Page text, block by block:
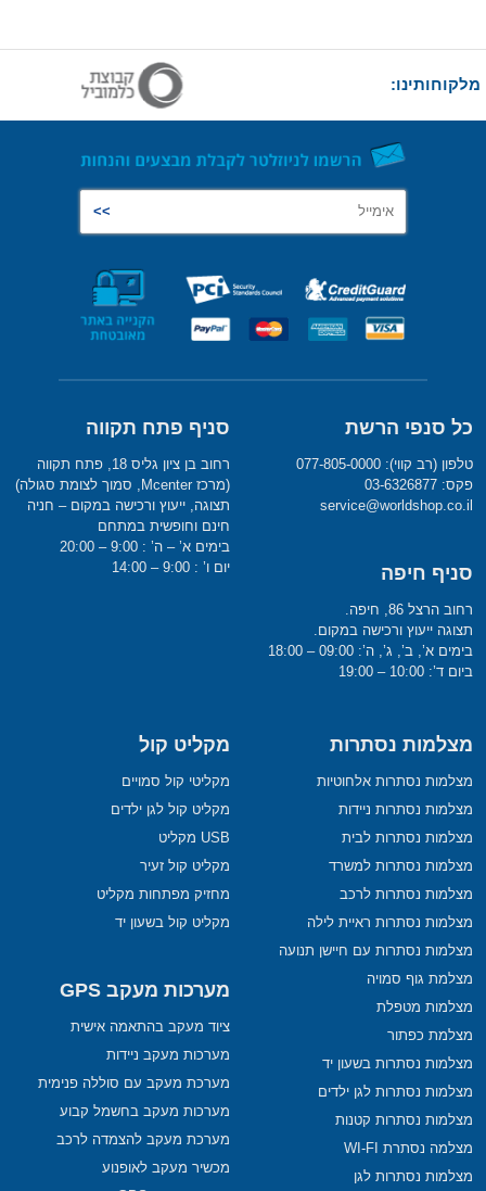
מלקוחותינו:
כל סנפי הרשת
טלפון (רב קווי): 077-805-0000
פקס: 03-6326877
service@worldshop.co.il
סניף חיפה
רחוב הרצל 86, חיפה.
תצוגה ייעוץ ורכישה במקום.
בימים א’, ב’, ג’, ה’: 09:00 – 18:00
ביום ד’: 10:00 – 19:00
סניף פתח תקווה
רחוב בן ציון גליס 18, פתח תקווה
(מרכז Mcenter, סמוך לצומת סגולה)
תצוגה, ייעוץ ורכישה במקום – חניה
חינם וחופשית במתחם
בימים א’ – ה’ : 9:00 – 20:00
יום ו’ : 9:00 – 14:00
מצלמות נסתרות
מצלמות נסתרות אלחוטיות
מצלמות נסתרות ניידות
מצלמות נסתרות לבית
מצלמות נסתרות למשרד
מצלמות נסתרות לרכב
מצלמות נסתרות ראיית לילה
מצלמות נסתרות עם חיישן תנועה
מצלמת גוף סמויה
מצלמות מטפלת
מצלמת כפתור
מצלמות נסתרות בשעון יד
מצלמות נסתרות לגן ילדים
מצלמות נסתרות קטנות
מצלמה נסתרת WI-FI
מצלמות נסתרות לגן
מקליט קול
מקליטי קול סמויים
מקליט קול לגן ילדים
USB מקליט
מקליט קול זעיר
מחזיק מפתחות מקליט
מקליט קול בשעון יד
מערכות מעקב GPS
ציוד מעקב בהתאמה אישית
מערכות מעקב ניידות
מערכת מעקב עם סוללה פנימית
מערכות מעקב בחשמל קבוע
מערכת מעקב להצמדה לרכב
מכשיר מעקב לאופנוע